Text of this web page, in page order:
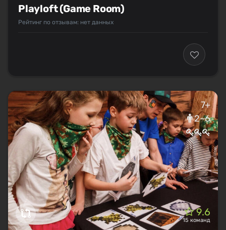
Playloft (Game Room)
Рейтинг по отзывам: нет данных
7+
2–6
9.6
15 команд